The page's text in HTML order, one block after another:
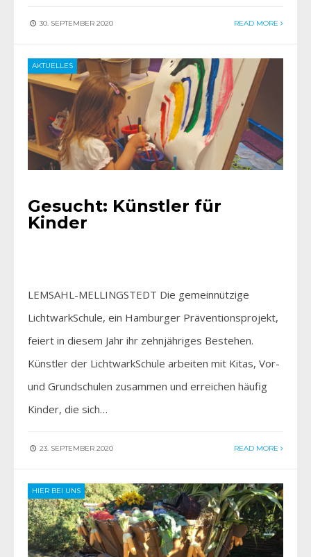
30. SEPTEMBER 2020 READ MORE
AKTUELLES
Gesucht: Künstler für
Kinder
LEMSAHL-MELLINGSTEDT Die gemeinnützige
LichtwarkSchule, ein Hamburger Präventionsprojekt,
feiert in diesem Jahr ihr zehnjähriges Bestehen.
Künstler der LichtwarkSchule arbeiten mit Kitas, Vor-
und Grundschulen zusammen und erreichen häufig
Kinder, die sich…
23. SEPTEMBER 2020 READ MORE
HIER BEI UNS